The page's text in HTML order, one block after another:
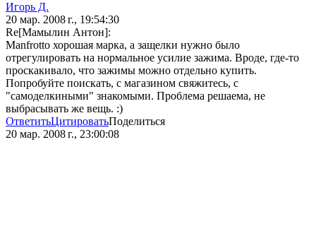
Игорь Д.
20 мар. 2008 г., 19:54:30
Re[Мамылин Антон]:
Manfrotto хорошая марка, а защелки нужно было
отрегулировать на нормальное усилие зажима. Вроде, где-то
проскакивало, что зажимы можно отдельно купить.
Попробуйте поискать, с магазином свяжитесь, с
"самоделкиными" знакомыми. Проблема решаема, не
выбрасывать же вещь. :)
ОтветитьЦитироватьПоделиться
20 мар. 2008 г., 23:00:08